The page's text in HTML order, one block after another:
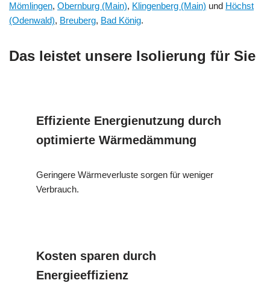
Mömlingen, Obernburg (Main), Klingenberg (Main) und Höchst
(Odenwald), Breuberg, Bad König.
Das leistet unsere Isolierung für Sie
Effiziente Energienutzung durch
optimierte Wärmedämmung
Geringere Wärmeverluste sorgen für weniger
Verbrauch.
Kosten sparen durch
Energieeffizienz